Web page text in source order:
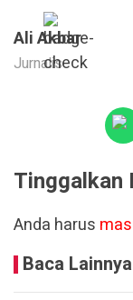
Ali Akbar
Jurnalis
Tinggalkan
Anda harus
Baca Lainnya